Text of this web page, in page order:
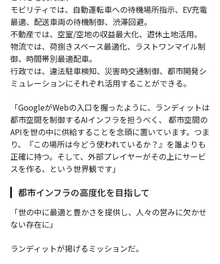
モビリティでは、自動運転車への待機場所指示、EV充電
最適、配送車両の待機制御、渋滞回避。
不動産では、空室/空地の収益最大化、遊休土地活用。
物流では、荷捌きスペース最適化、ラストワンマイル制
御、時間帯別最適配車。
行政では、違法駐車検知、災害時交通制御、都市開発シ
ミュレーションにそれぞれ活用することができる。
「GoogleがWebの入口を握ったように、ランディットは
都市空間を制御するAIインフラを担うべく、 都市空間の
APIを世の中に供給することを念頭に置いています。つま
り、『この場所は今どう使われているか？』を誰よりも
正確に持つ。そして、外部プレイヤーがその上にサービ
スを作る、という世界観です」
都市インフラの高度化を目指して
「世の中に最適と豊かさを提供し、人々の営みに欠かせ
ない存在に」
ランディットが掲げるミッションだ。